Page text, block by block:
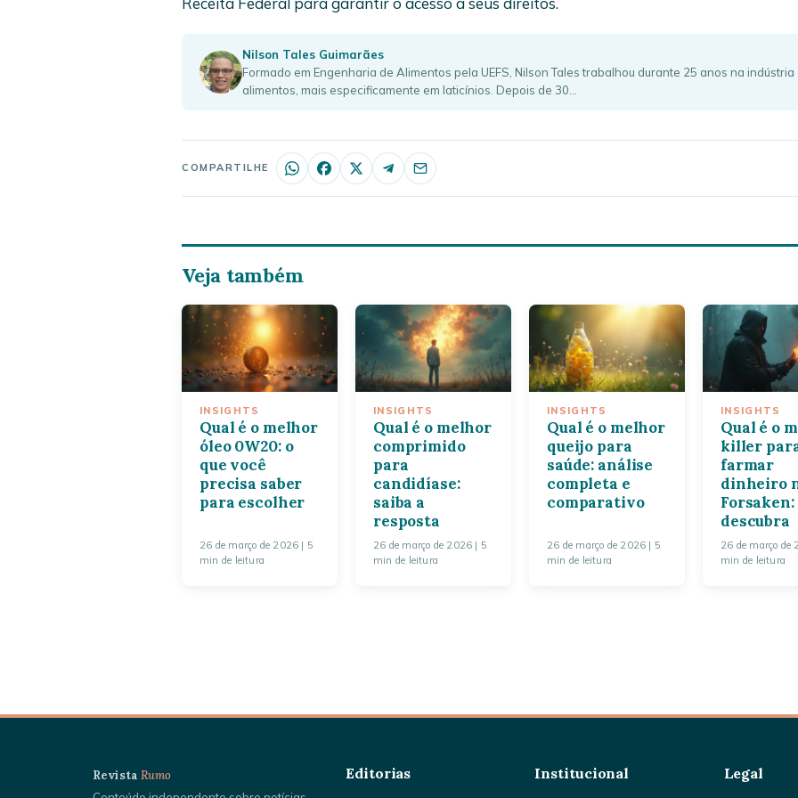
Nilson Tales Guimarães
Formado em Engenharia de Alimentos pela UEFS, Nilson Tales trabalhou durante 25 anos na indústria
alimentos, mais especificamente em laticínios. Depois de 30…
COMPARTILHE
Veja também
INSIGHTS
Qual é o melhor
óleo 0W20: o
que você
precisa saber
para escolher
26 de março de 2026 | 5
min de leitura
INSIGHTS
Qual é o melhor
comprimido
para
candidíase:
saiba a
resposta
26 de março de 2026 | 5
min de leitura
INSIGHTS
Qual é o melhor
queijo para
saúde: análise
completa e
comparativo
26 de março de 2026 | 5
min de leitura
INSIGHTS
Qual é o
killer
farmar
dinheiro
Forsaken:
descubra
26 de março de
min de leitura
RevistaRumo Editorias Institucional Legal